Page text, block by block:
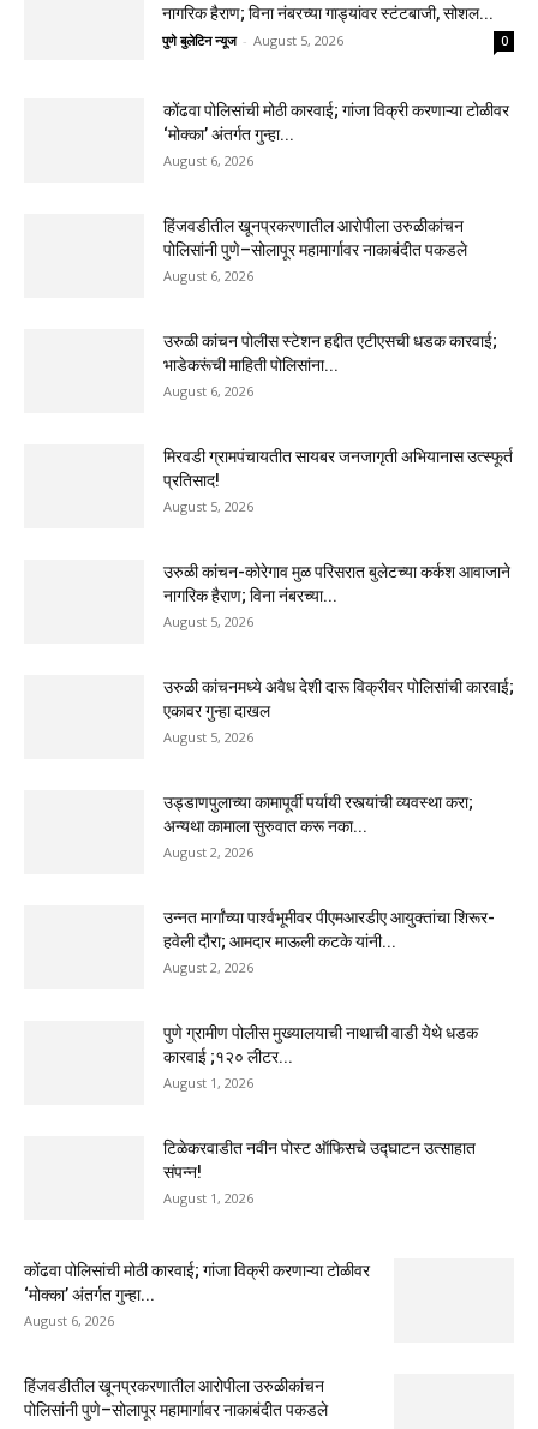
नागरिक हैराण; विना नंबरच्या गाड्यांवर स्टंटबाजी, सोशल...
पुणे बुलेटिन न्यूज - August 5, 2026 0
कोंढवा पोलिसांची मोठी कारवाई; गांजा विक्री करणाऱ्या टोळीवर
‘मोक्का’ अंतर्गत गुन्हा...
August 6, 2026
हिंजवडीतील खूनप्रकरणातील आरोपीला उरुळीकांचन
पोलिसांनी पुणे–सोलापूर महामार्गावर नाकाबंदीत पकडले
August 6, 2026
उरुळी कांचन पोलीस स्टेशन हद्दीत एटीएसची धडक कारवाई;
भाडेकरूंची माहिती पोलिसांना...
August 6, 2026
मिरवडी ग्रामपंचायतीत सायबर जनजागृती अभियानास उत्स्फूर्त
प्रतिसाद!
August 5, 2026
उरुळी कांचन-कोरेगाव मुळ परिसरात बुलेटच्या कर्कश आवाजाने
नागरिक हैराण; विना नंबरच्या...
August 5, 2026
उरुळी कांचनमध्ये अवैध देशी दारू विक्रीवर पोलिसांची कारवाई;
एकावर गुन्हा दाखल
August 5, 2026
उड्डाणपुलाच्या कामापूर्वी पर्यायी रस्त्यांची व्यवस्था करा;
अन्यथा कामाला सुरुवात करू नका...
August 2, 2026
उन्नत मार्गांच्या पार्श्वभूमीवर पीएमआरडीए आयुक्तांचा शिरूर-
हवेली दौरा; आमदार माऊली कटके यांनी...
August 2, 2026
पुणे ग्रामीण पोलीस मुख्यालयाची नाथाची वाडी येथे धडक
कारवाई ;१२० लीटर...
August 1, 2026
टिळेकरवाडीत नवीन पोस्ट ऑफिसचे उद्घाटन उत्साहात
संपन्न!
August 1, 2026
कोंढवा पोलिसांची मोठी कारवाई; गांजा विक्री करणाऱ्या टोळीवर
‘मोक्का’ अंतर्गत गुन्हा...
August 6, 2026
हिंजवडीतील खूनप्रकरणातील आरोपीला उरुळीकांचन
पोलिसांनी पुणे–सोलापूर महामार्गावर नाकाबंदीत पकडले